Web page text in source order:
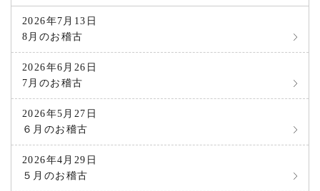
2026年7月13日
8月のお稽古
2026年6月26日
7月のお稽古
2026年5月27日
６月のお稽古
2026年4月29日
５月のお稽古